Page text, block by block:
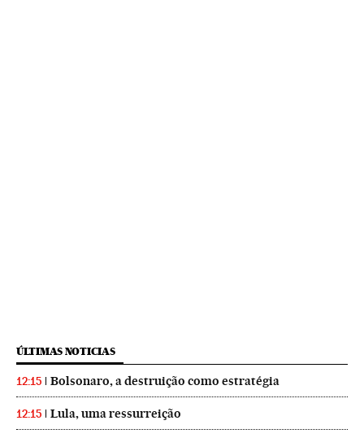
ÚLTIMAS NOTICIAS
12:15 Bolsonaro, a destruição como estratégia
12:15 Lula, uma ressurreição